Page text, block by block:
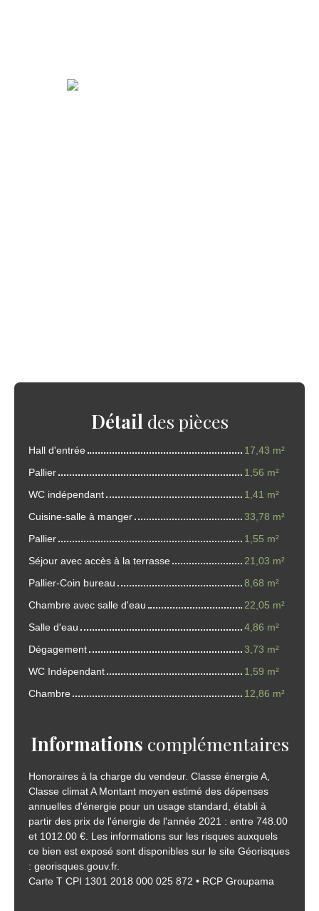
Détail des pièces
Hall d'entrée
17,43 m²
Pallier
1,56 m²
WC indépendant
1,41 m²
Cuisine-salle à manger
33,78 m²
Pallier
1,55 m²
Séjour avec accès à la terrasse
21,03 m²
Pallier-Coin bureau
8,68 m²
Chambre avec salle d'eau
22,05 m²
Salle d'eau
4,86 m²
Dégagement
3,73 m²
WC Indépendant
1,59 m²
Chambre
12,86 m²
Informations complémentaires
Honoraires à la charge du vendeur. Classe énergie A,
Classe climat A Montant moyen estimé des dépenses
annuelles d'énergie pour un usage standard, établi à
partir des prix de l'énergie de l'année 2021 : entre 748.00
et 1012.00 €. Les informations sur les risques auxquels
ce bien est exposé sont disponibles sur le site Géorisques
: georisques.gouv.fr.
Carte T CPI 1301 2018 000 025 872 • RCP Groupama